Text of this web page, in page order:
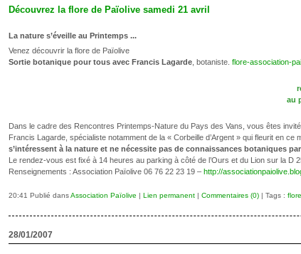
Découvrez la flore de Païolive samedi 21 avril
La nature s’éveille au Printemps ...
Venez découvrir la flore de Païolive
Sortie botanique pour tous avec Francis Lagarde , botaniste. flore-association-
au
Dans le cadre des Rencontres Printemps-Nature du Pays des Vans, vous êtes
Francis Lagarde, spécialiste notamment de la « Corbeille d’Argent » qui fleurit en ce
s’intéressent à la nature et ne nécessite pas de connaissances botaniques
Le rendez-vous est fixé à 14 heures au parking à côté de l’Ours et du Lion sur la D
Renseignements : Association Païolive 06 76 22 23 19 – http://
20:41 Publié dansAssociation Païolive | Lien permanent | Commentaires (0) | Tags : flore
28/01/2007